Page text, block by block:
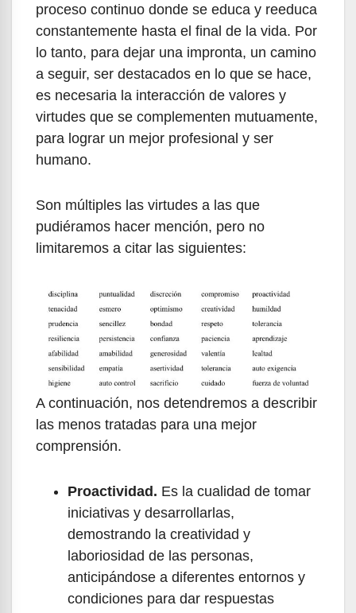
proceso continuo donde se educa y reeduca
constantemente hasta el final de la vida. Por
lo tanto, para dejar una impronta, un camino
a seguir, ser destacados en lo que se hace,
es necesaria la interacción de valores y
virtudes que se complementen mutuamente,
para lograr un mejor profesional y ser
humano.
Son múltiples las virtudes a las que
pudiéramos hacer mención, pero no
limitaremos a citar las siguientes:
A continuación, nos detendremos a describir
las menos tratadas para una mejor
comprensión.
Proactividad. Es la cualidad de tomar
iniciativas y desarrollarlas,
demostrando la creatividad y
laboriosidad de las personas,
anticipándose a diferentes entornos y
condiciones para dar respuestas